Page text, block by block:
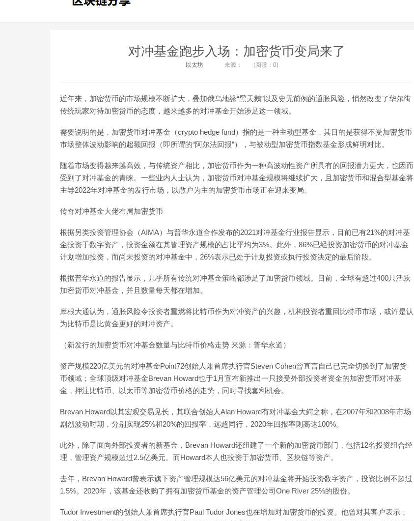
对冲基金跑步入场：加密货币变局来了
以太坊 来源： (阅读：0)
近年来，加密货币的市场规模不断扩大，叠加俄乌地缘“黑天鹅”以及史无前例的通胀风险，悄然改变了华尔街
传统玩家对待加密货币的态度，越来越多的对冲基金开始涉足这一领域。
需要说明的是，加密货币对冲基金（crypto hedge fund）指的是一种主动型基金，其目的是获得不受加密货币
市场整体波动影响的超额回报（即所谓的“阿尔法回报”），与被动型加密货币指数基金形成鲜明对比。
随着市场变得越来越高效，与传统资产相比，加密货币作为一种高波动性资产所具有的回报潜力更大，也因而
受到了对冲基金的青睐。一些业内人士认为，加密货币对冲基金规模将继续扩大，且加密货币和混合型基金将
主导2022年对冲基金的发行市场，以散户为主的加密货币市场正在迎来变局。
传奇对冲基金大佬布局加密货币
根据另类投资管理协会（AIMA）与普华永道合作发布的2021对冲基金行业报告显示，目前已有21%的对冲基
金投资于数字资产，投资金额在其管理资产规模的占比平均为3%。此外，86%已经投资加密货币的对冲基金
计划增加投资，而尚未投资的对冲基金中，26%表示已处于计划投资或执行投资决定的最后阶段。
根据普华永道的报告显示，几乎所有传统对冲基金策略都涉足了加密货币领域。目前，全球有超过400只活跃
加密货币对冲基金，并且数量每天都在增加。
摩根大通认为，通胀风险令投资者重燃将比特币作为对冲资产的兴趣，机构投资者重回比特币市场，或许是认
为比特币是比黄金更好的对冲资产。
（新发行的加密货币对冲基金数量与比特币价格走势 来源：普华永道）
资产规模220亿美元的对冲基金Point72创始人兼首席执行官Steven Cohen曾直言自己已完全切换到了加密货
币领域；全球顶级对冲基金Brevan Howard也于1月宣布新推出一只接受外部投资者资金的加密货币对冲基
金，押注比特币、以太币等加密货币价格的走势，同时寻找套利机会。
Brevan Howard以其宏观交易见长，其联合创始人Alan Howard有对冲基金大鳄之称，在2007年和2008年市场
剧烈波动时期，分别实现25%和20%的回报率，远超同行，2020年回报率则高达100%。
此外，除了面向外部投资者的新基金，Brevan Howard还组建了一个新的加密货币部门，包括12名投资组合经
理，管理资产规模超过2.5亿美元。而Howard本人也投资于加密货币、区块链等资产。
去年，Brevan Howard曾表示旗下资产管理规模达56亿美元的对冲基金将开始投资数字资产，投资比例不超过
1.5%。2020年，该基金还收购了拥有加密货币基金的资产管理公司One River 25%的股份。
Tudor Investment的创始人兼首席执行官Paul Tudor Jones也在增加对加密货币的投资。他曾对其客户表示，